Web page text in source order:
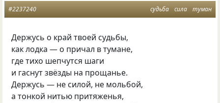
судьба сила туман
#2237240
Держусь о край твоей судьбы,
как лодка — о причал в тумане,
где тихо шепчутся шаги
и гаснут звёзды на прощанье.
Держусь — не силой, не мольбой,
а тонкой нитью притяженья,